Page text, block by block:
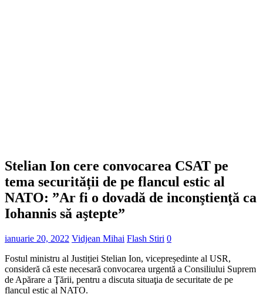
Stelian Ion cere convocarea CSAT pe
tema securității de pe flancul estic al
NATO: ”Ar fi o dovadă de inconştienţă ca
Iohannis să aştepte”
ianuarie 20, 2022 Vidjean Mihai Flash Stiri 0
Fostul ministru al Justiției Stelian Ion, vicepreședinte al USR,
consideră că este necesară convocarea urgentă a Consiliului Suprem
de Apărare a Ţării, pentru a discuta situaţia de securitate de pe
flancul estic al NATO.